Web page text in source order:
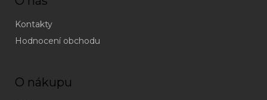
Kontakty
Hodnocení obchodu
O nákupu